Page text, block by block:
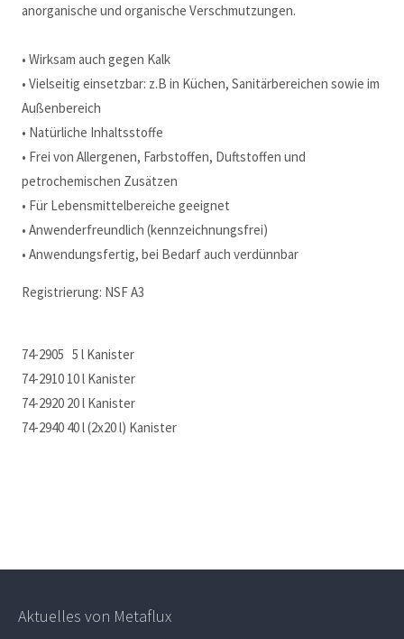
anorganische und organische Verschmutzungen.
• Wirksam auch gegen Kalk
• Vielseitig einsetzbar: z.B in Küchen, Sanitärbereichen sowie im
Außenbereich
• Natürliche Inhaltsstoffe
• Frei von Allergenen, Farbstoffen, Duftstoffen und
petrochemischen Zusätzen
• Für Lebensmittelbereiche geeignet
• Anwenderfreundlich (kennzeichnungsfrei)
• Anwendungsfertig, bei Bedarf auch verdünnbar
Registrierung: NSF A3
74-2905 5 l Kanister
74-2910 10 l Kanister
74-2920 20 l Kanister
74-2940 40 l (2x20 l) Kanister
Aktuelles von Metaflux